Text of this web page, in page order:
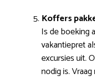
Koffers
Is de boeking
vakantiepret
excursies uit.
nodig is.